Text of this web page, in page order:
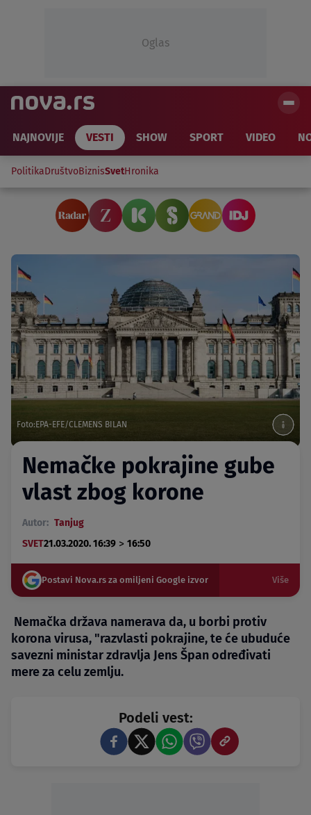
Oglas
NAJNOVIJE VESTI SHOW SPORT VIDEO
PolitikaDruštvoBiznisSvetHronika
Foto:EPA-EFE/CLEMENS BILAN
Nemačke pokrajine gube
vlast zbog korone
Autor: Tanjug
SVET21.03.2020. 16:39 > 16:50
Postavi Nova.rs za omiljeni Google izvor Više
Nemačka država namerava da, u borbi protiv
korona virusa, "razvlasti pokrajine, te će ubuduće
savezni ministar zdravlja Jens Špan određivati
mere za celu zemlju.
Podeli vest: